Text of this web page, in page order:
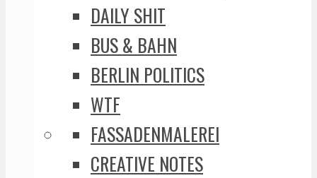
DAILY SHIT
BUS & BAHN
BERLIN POLITICS
WTF
FASSADENMALEREI
CREATIVE NOTES